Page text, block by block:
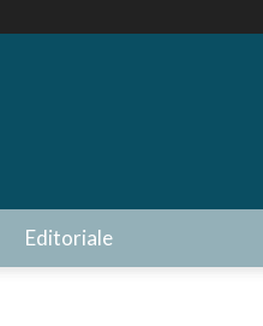
Editoriale